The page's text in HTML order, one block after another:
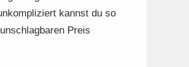
kannst du so
Preis